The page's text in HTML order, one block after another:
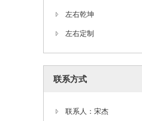
左右乾坤
左右定制
联系方式
联系人：宋杰